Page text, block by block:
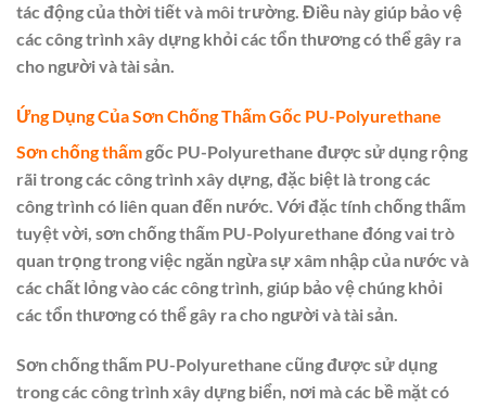
tác động của thời tiết và môi trường. Điều này giúp bảo vệ
các công trình xây dựng khỏi các tổn thương có thể gây ra
cho người và tài sản.
Ứng Dụng Của Sơn Chống Thấm Gốc PU-Polyurethane
Sơn chống thấmgốc PU-Polyurethane được sử dụng rộng
rãi trong các công trình xây dựng, đặc biệt là trong các
công trình có liên quan đến nước. Với đặc tính chống thấm
tuyệt vời, sơn chống thấm PU-Polyurethane đóng vai trò
quan trọng trong việc ngăn ngừa sự xâm nhập của nước và
các chất lỏng vào các công trình, giúp bảo vệ chúng khỏi
các tổn thương có thể gây ra cho người và tài sản.
Sơn chống thấm PU-Polyurethane cũng được sử dụng
trong các công trình xây dựng biển, nơi mà các bề mặt có